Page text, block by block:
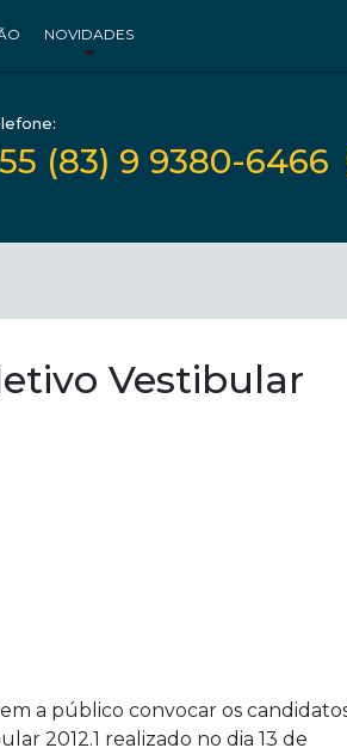
NOVIDADES
(83) 9 9380-6466
Vestibular
a público convocar os
2012.1 realizado no dia 13 de